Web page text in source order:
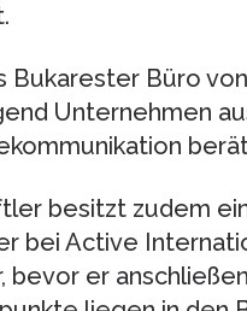
Büro
Unternehmen
besitzt zudem
bei Active
er